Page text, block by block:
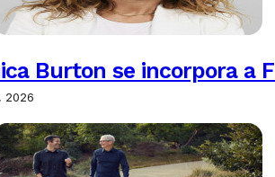
Burton se incorpora a
2026